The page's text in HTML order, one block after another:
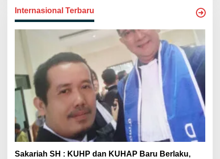
Internasional Terbaru
Sakariah SH : KUHP dan KUHAP Baru Berlaku,